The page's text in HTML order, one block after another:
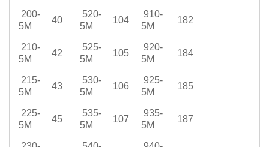
200-
5M
40
520-
5M
104
910-
5M
182
210-
5M
42
525-
5M
105
920-
5M
184
215-
5M
43
530-
5M
106
925-
5M
185
225-
5M
45
535-
5M
107
935-
5M
187